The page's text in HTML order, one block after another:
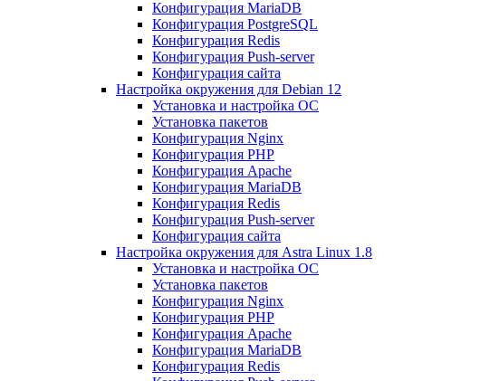
Конфигурация MariaDB
Конфигурация PostgreSQL
Конфигурация Redis
Конфигурация Push-server
Конфигурация сайта
Настройка окружения для Debian 12
Установка и настройка ОС
Установка пакетов
Конфигурация Nginx
Конфигурация PHP
Конфигурация Apache
Конфигурация MariaDB
Конфигурация Redis
Конфигурация Push-server
Конфигурация сайта
Настройка окружения для Astra Linux 1.8
Установка и настройка ОС
Установка пакетов
Конфигурация Nginx
Конфигурация PHP
Конфигурация Apache
Конфигурация MariaDB
Конфигурация Redis